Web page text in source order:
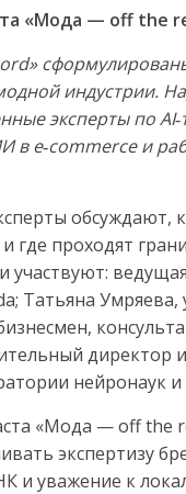
«Мода — off the
индустрии.
эксперты по
в e‑commerce и
обсуждают,
где проходят
участвуют:
Татьяна
директор
нейронаук
«Мода — off the
экспертизу
и уважение к